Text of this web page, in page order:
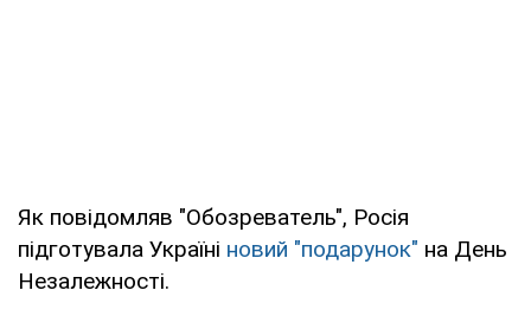
Як повідомляв "Обозреватель", Росія
підготувала Україні новий "подарунок" на День
Незалежності.